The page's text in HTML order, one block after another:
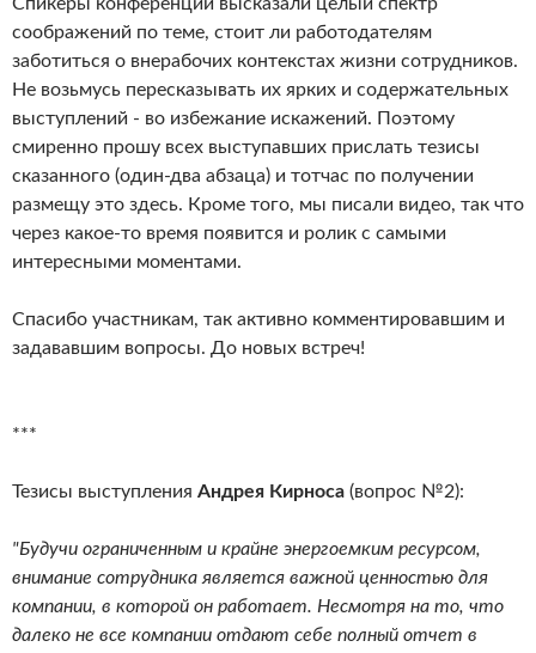
соображений по теме, стоит ли работодателям
заботиться о внерабочих контекстах жизни сотрудников.
Не возьмусь пересказывать их ярких и содержательных
выступлений - во избежание искажений. Поэтому
смиренно прошу всех выступавших прислать тезисы
сказанного (один-два абзаца) и тотчас по получении
размещу это здесь. Кроме того, мы писали видео, так что
через какое-то время появится и ролик с самыми
интересными моментами.
Спасибо участникам, так активно комментировавшим и
задававшим вопросы. До новых встреч!
***
Тезисы выступления Андрея Кирноса (вопрос №2):
"Будучи ограниченным и крайне энергоемким ресурсом,
внимание сотрудника является важной ценностью для
компании, в которой он работает. Несмотря на то, что
далеко не все компании отдают себе полный отчет в